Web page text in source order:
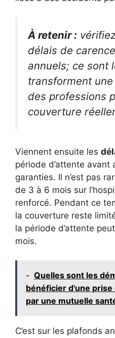
À retenir :
délais de
annuels; ce sont
transforment
des professions
couverture
Viennent ensuite les
période d’attente avant
garanties. Il n’est pas
de 3 à 6 mois sur
renforcé. Pendant ce
la couverture reste
la période d’attente
mois.
- Quelles sont les
bénéficier d'une
par une mutuelle
C’est sur les plafonds